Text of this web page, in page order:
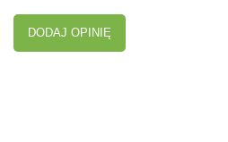
DODAJ OPINIĘ